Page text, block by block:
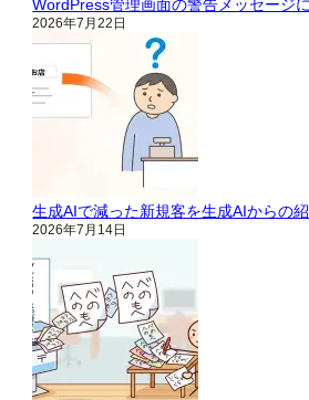
WordPress管理画面の警告メッセージ
2026年7月22日
生成AIで減った新規客を生成AIからの
2026年7月14日